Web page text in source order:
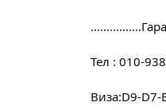
Тел : 010-
Виза:D9-D7-